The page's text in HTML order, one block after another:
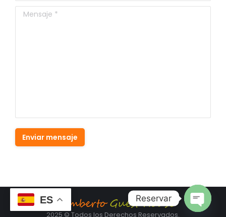
Mensaje *
Enviar mensaje
2025 © Todos los Derechos Reservados.
ES Reservar